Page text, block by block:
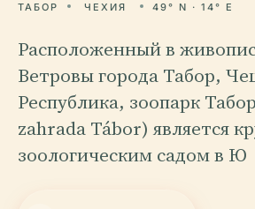
ТАБОР ЧЕХИЯ 49° N · 14° E
Расположенный в
Ветровы города Табор,
Республика, зоопарк
zahrada Tábor) является
зоологическим садом в Ю